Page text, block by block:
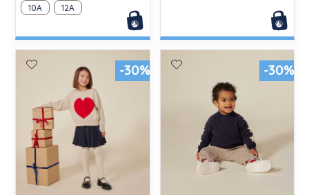
10A 12A
-30% -30%